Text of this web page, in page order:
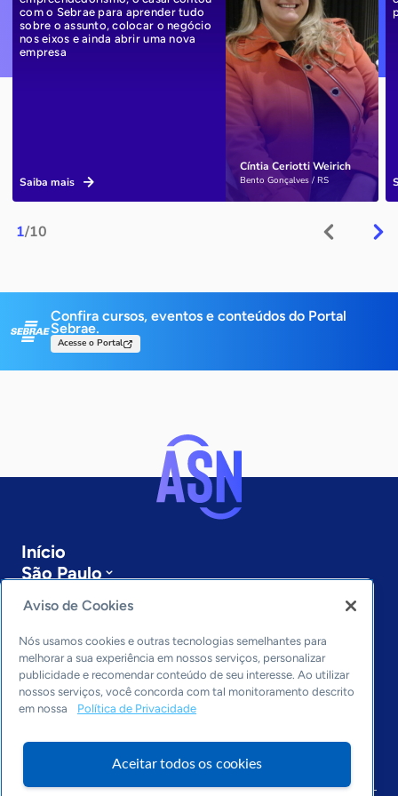
1/10
Cíntia Ceriotti Weirich
Bento Gonçalves / RS
com o Sebrae para aprender tudo
sobre o assunto, colocar o negócio
nos eixos e ainda abrir uma nova
empresa
Saiba mais
Confira cursos, eventos e conteúdos do Portal
Sebrae.
Acesse o Portal
Início
São Paulo
Sobre a ASN
Últimas notícias
Entre em contato
Editorias
Economia & Política
Inovação & Tecnologia
Cultura empreendedora
Arquivo
Aviso de Cookies
Nós usamos cookies e outras tecnologias semelhantes para
melhorar a sua experiência em nossos serviços, personalizar
publicidade e recomendar conteúdo de seu interesse. Ao utilizar
nossos serviços, você concorda com tal monitoramento descrito
em nossa
Política de Privacidade
Aceitar todos os cookies